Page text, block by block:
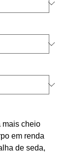
mais cheio
em renda
de seda,